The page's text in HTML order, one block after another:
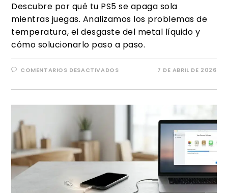
Descubre por qué tu PS5 se apaga sola
mientras juegas. Analizamos los problemas de
temperatura, el desgaste del metal líquido y
cómo solucionarlo paso a paso.
COMENTARIOS DESACTIVADOS 7 DE ABRIL DE 2026